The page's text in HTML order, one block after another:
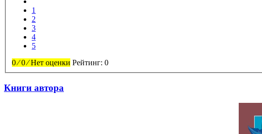
1
2
3
4
5
0⁄0⁄Нет оценки Рейтинг: 0
Книги автора